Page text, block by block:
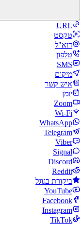
URL
טקסט
דוא"ל
טלפון
SMS
מיקום
איש קשר
יומן
Zoom
Wi‑Fi
WhatsApp
Telegram
Viber
Signal
Discord
Reddit
ביקורת בגוגל
YouTube
Facebook
Instagram
TikTok